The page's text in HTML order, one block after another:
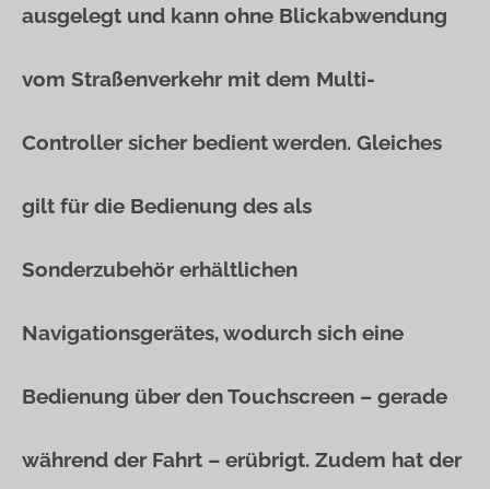
ausgelegt und kann ohne Blickabwendung
vom Straßenverkehr mit dem Multi-
Controller sicher bedient werden. Gleiches
gilt für die Bedienung des als
Sonderzubehör erhältlichen
Navigationsgerätes, wodurch sich eine
Bedienung über den Touchscreen – gerade
während der Fahrt – erübrigt. Zudem hat der